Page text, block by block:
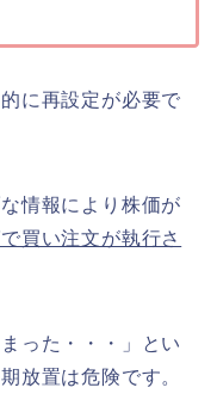
に再設定が必要で
情報により株価が
買い注文が執行さ
った・・・」とい
放置は危険です。